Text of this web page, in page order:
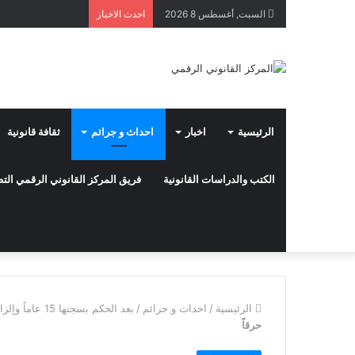
السبت, أغسطس 8 2026 احدث الاخبار
الرئيسية اخبار احداث و جرائم ثقافة قانونية
الكتب والدراسات القانونية فريق المركز القانوني الرقمي
الرئيسية / احداث و جرائم / بعد الحكم بسجنها 15 عاماً وإلزامها دفع الدية،،
حرقاً